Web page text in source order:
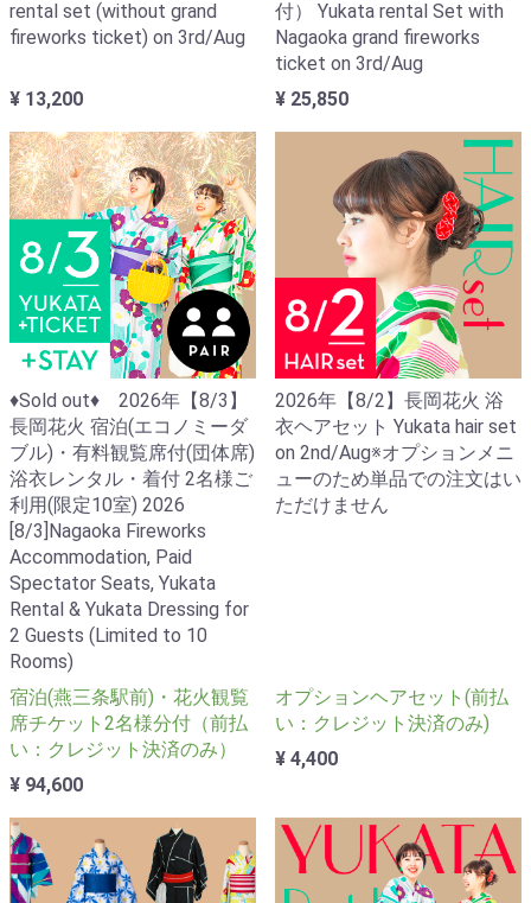
rental set (without grand
fireworks ticket) on 3rd/Aug
¥ 13,200
付） Yukata rental Set with
Nagaoka grand fireworks
ticket on 3rd/Aug
¥ 25,850
♦Sold out♦ 2026年【8/3】
長岡花火 宿泊(エコノミーダ
ブル)・有料観覧席付(団体席)
浴衣レンタル・着付 2名様ご
利用(限定10室) 2026
[8/3]Nagaoka Fireworks
Accommodation, Paid
Spectator Seats, Yukata
Rental & Yukata Dressing for
2 Guests (Limited to 10
Rooms)
宿泊(燕三条駅前)・花火観覧
席チケット2名様分付（前払
い：クレジット決済のみ）
¥ 94,600
2026年【8/2】長岡花火 浴
衣ヘアセット Yukata hair set
on 2nd/Aug※オプションメニ
ューのため単品での注文はい
ただけません
オプションヘアセット(前払
い：クレジット決済のみ)
¥ 4,400